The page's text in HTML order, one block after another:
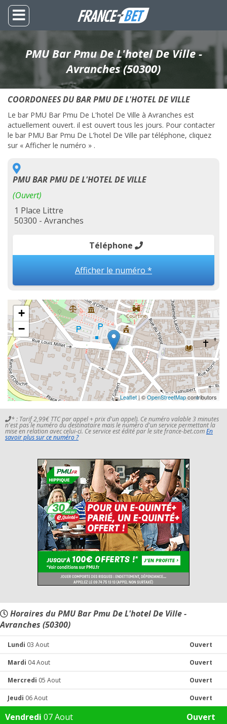
PMU Bar Pmu De L'hotel De Ville -
Avranches (50300)
COORDONEES DU BAR PMU DE L'HOTEL DE VILLE
Le bar PMU Bar Pmu De L'hotel De Ville à Avranches est
actuellement ouvert. il est ouvert tous les jours. Pour contacter
le bar PMU Bar Pmu De L'hotel De Ville par téléphone, cliquez
sur « Afficher le numéro » .
PMU BAR PMU DE L'HOTEL DE VILLE
(Ouvert)
1 Place Littre
50300 - Avranches
Téléphone
Afficher le numéro *
+
−
Leaflet | ©OpenStreetMapcontributors
* : Tarif 2,99€ TTC par appel + prix d'un appel). Ce numéro valable 3 minutes
n'est pas le numéro du destinataire mais le numéro d'un service permettant la
mise en relation avec celui-ci. Ce service est édité par le site france-bet.comEn
savoir plus sur ce numéro ?
Horaires du PMU Bar Pmu De L'hotel De Ville -
Avranches (50300)
Lundi 03 Aout Ouvert
Mardi 04 Aout Ouvert
Mercredi 05 Aout Ouvert
Jeudi 06 Aout Ouvert
Vendredi 07 Aout Ouvert